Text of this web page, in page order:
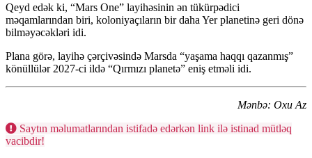
Qeyd edək ki, “Mars One” layihəsinin ən tükürpədici
məqamlarından biri, koloniyaçıların bir daha Yer planetinə geri dönə
bilməyəcəkləri idi.
Plana görə, layihə çərçivəsində Marsda “yaşama haqqı qazanmış”
könüllülər 2027-ci ildə “Qırmızı planetə” eniş etməli idi.
Mənbə: Oxu Az
Saytın məlumatlarından istifadə edərkən link ilə istinad mütləq
vacibdir!